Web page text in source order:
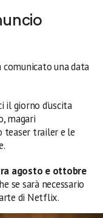
una data
giorno d’uscita
magari
teaser trailer e le
agosto e ottobre
se sarà necessario
di Netflix.